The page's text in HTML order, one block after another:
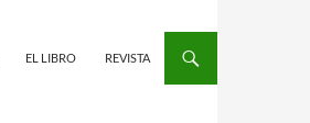
EL LIBRO REVISTA